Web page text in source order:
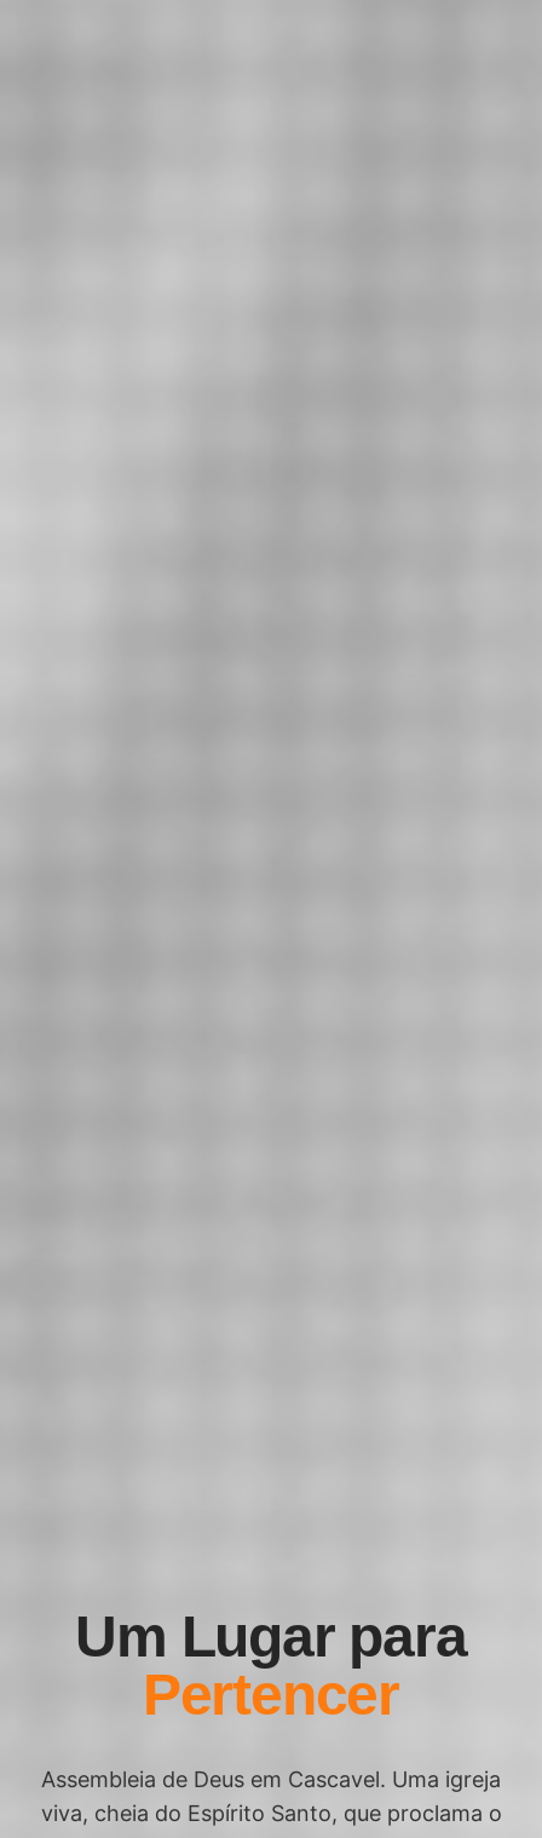
Um Lugar para
Pertencer
Assembleia de Deus em Cascavel. Uma igreja
viva, cheia do Espírito Santo, que proclama o